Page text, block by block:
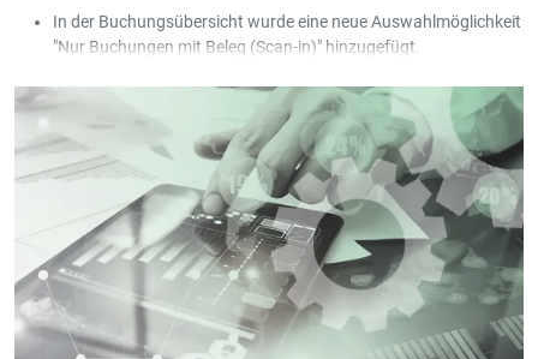
In der Buchungsübersicht wurde eine neue Auswahlmöglichkeit
"Nur Buchungen mit Beleg (Scan-in)" hinzugefügt.
Somit ist es nun möglich, dass mehrere Personen
gleichzeitig im selben Journal bestehende Buchungen
bearbeiten können.
Beim Erstellen einer neuen Buchung wird das Journal
wieder freigegeben, sobald die neue Buchung vom
Benutzer gespeichert wurde.